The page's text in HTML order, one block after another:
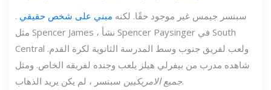
سبنسر جيمس غير موجود حقًا. لكنه مبني على شخص حقيقي .
مثل Spencer James ، نشأ Spencer Paysinger في South
Central ولعب لفريق جنوب وسط المدرسة الثانوية لكرة القدم.
شاهده مدرب من بيفرلي هيلز يلعب وجنده لفريقه الخاص. ومثل
جميع الامريكيينسبنسر ، لم يكن يريد الذهاب.